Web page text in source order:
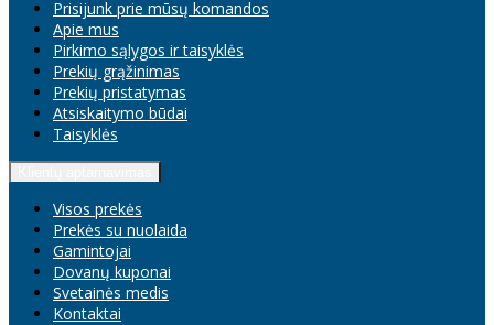
Prisijunk prie mūsų komandos
Apie mus
Pirkimo sąlygos ir taisyklės
Prekių grąžinimas
Prekių pristatymas
Atsiskaitymo būdai
Taisyklės
Visos prekės
Prekės su nuolaida
Gamintojai
Dovanų kuponai
Svetainės medis
Kontaktai